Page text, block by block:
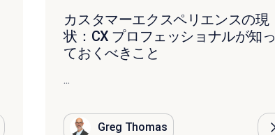
カスタマーエクスペリエンスの現
状：CX プロフェッショナルが知っ
ておくべきこと
...
Greg Thomas